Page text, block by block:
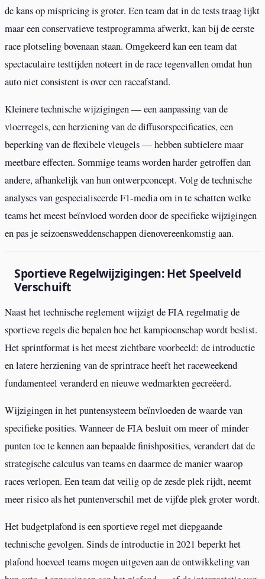
de kans op mispricing is groter. Een team dat in de tests traag lijkt
maar een conservatieve testprogramma afwerkt, kan bij de eerste
race plotseling bovenaan staan. Omgekeerd kan een team dat
spectaculaire testtijden noteert in de race tegenvallen omdat hun
auto niet consistent is over een raceafstand.
Kleinere technische wijzigingen — een aanpassing van de
vloerregels, een herziening van de diffusorspecificaties, een
beperking van de flexibele vleugels — hebben subtielere maar
meetbare effecten. Sommige teams worden harder getroffen dan
andere, afhankelijk van hun ontwerpconcept. Volg de technische
analyses van gespecialiseerde F1-media om in te schatten welke
teams het meest beïnvloed worden door de specifieke wijzigingen
en pas je seizoensweddenschappen dienovereenkomstig aan.
Sportieve Regelwijzigingen: Het Speelveld
Verschuift
Naast het technische reglement wijzigt de FIA regelmatig de
sportieve regels die bepalen hoe het kampioenschap wordt beslist.
Het sprintformat is het meest zichtbare voorbeeld: de introductie
en latere herziening van de sprintrace heeft het raceweekend
fundamenteel veranderd en nieuwe wedmarkten gecreëerd.
Wijzigingen in het puntensysteem beïnvloeden de waarde van
specifieke posities. Wanneer de FIA besluit om meer of minder
punten toe te kennen aan bepaalde finishposities, verandert dat de
strategische calculus van teams en daarmee de manier waarop
races verlopen. Een team dat veilig op de zesde plek rijdt, neemt
meer risico als het puntenverschil met de vijfde plek groter wordt.
Het budgetplafond is een sportieve regel met diepgaande
technische gevolgen. Sinds de introductie in 2021 beperkt het
plafond hoeveel teams mogen uitgeven aan de ontwikkeling van